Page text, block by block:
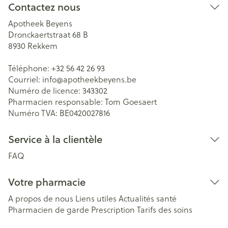
Contactez nous
Apotheek Beyens
Dronckaertstraat 68 B
8930 Rekkem
Téléphone: +32 56 42 26 93
Courriel: info@apotheekbeyens.be
Numéro de licence: 343302
Pharmacien responsable: Tom Goesaert
Numéro TVA: BE0420027816
Service à la clientèle
FAQ
Votre pharmacie
A propos de nous Liens utiles Actualités santé
Pharmacien de garde Prescription Tarifs des soins